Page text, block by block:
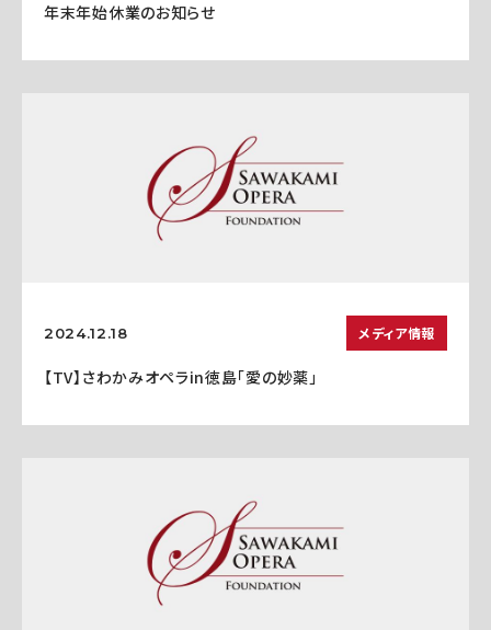
年末年始休業のお知らせ
2024.12.18 メディア情報
【TV】さわかみオペラin徳島「愛の妙薬」